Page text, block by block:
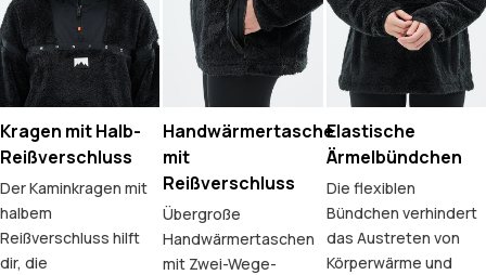
Kragen mit Halb-
Reißverschluss
Der Kaminkragen mit
halbem
Reißverschluss hilft
dir, die
Handwärmertasche
mit
Reißverschluss
Übergroße
Handwärmertaschen
mit Zwei-Wege-
Elastische
Ärmelbündchen
Die flexiblen
Bündchen verhindert
das Austreten von
Körperwärme und